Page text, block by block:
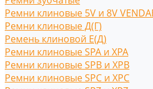
Ремни клиновые 5V и 8V
Ремни клиновые Д(Г)
Ремень клиновой Е(Д)
Ремни клиновые SPA и XPA
Ремни клиновые SPB и XPB
Ремни клиновые SPC и XPC